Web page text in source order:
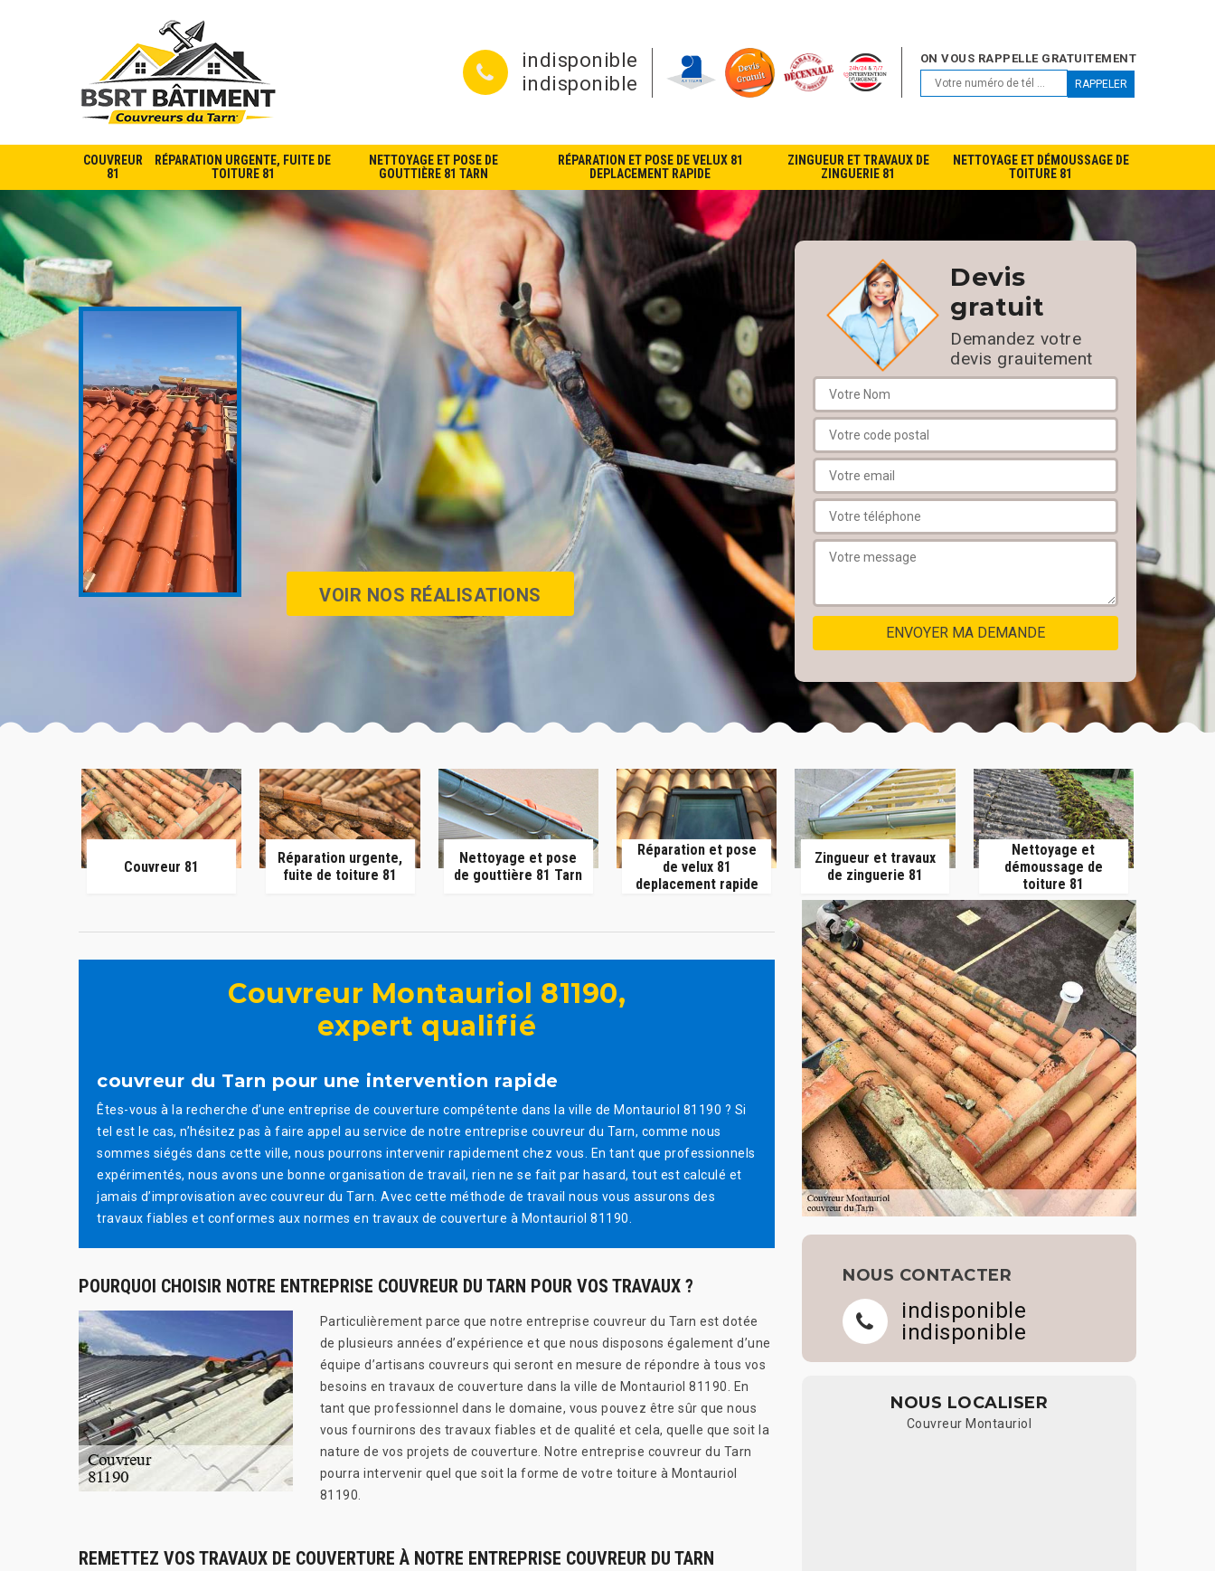
indisponible
indisponible
ON VOUS RAPPELLE GRATUITEMENT
COUVREUR
81
RÉPARATION URGENTE, FUITE DE
TOITURE 81
NETTOYAGE ET POSE DE
GOUTTIÈRE 81 TARN
RÉPARATION ET POSE DE VELUX 81
DEPLACEMENT RAPIDE
ZINGUEUR ET TRAVAUX DE
ZINGUERIE 81
NETTOYAGE ET DÉMOUSSAGE DE
TOITURE 81
VOIR NOS RÉALISATIONS
Devis
gratuit
Demandez votre
devis grauitement
Couvreur 81
Réparation urgente,
fuite de toiture 81
Nettoyage et pose
de gouttière 81 Tarn
Réparation et pose
de velux 81
deplacement rapide
Zingueur et travaux
de zinguerie 81
Nettoyage et
démoussage de
toiture 81
Couvreur Montauriol 81190,
expert qualifié
couvreur du Tarn pour une intervention rapide
Êtes-vous à la recherche d’une entreprise de couverture compétente dans la ville de Montauriol 81190 ? Si
tel est le cas, n’hésitez pas à faire appel au service de notre entreprise couvreur du Tarn, comme nous
sommes siégés dans cette ville, nous pourrons intervenir rapidement chez vous. En tant que professionnels
expérimentés, nous avons une bonne organisation de travail, rien ne se fait par hasard, tout est calculé et
jamais d’improvisation avec couvreur du Tarn. Avec cette méthode de travail nous vous assurons des
travaux fiables et conformes aux normes en travaux de couverture à Montauriol 81190.
POURQUOI CHOISIR NOTRE ENTREPRISE COUVREUR DU TARN POUR VOS TRAVAUX ?
Particulièrement parce que notre entreprise couvreur du Tarn est dotée
de plusieurs années d’expérience et que nous disposons également d’une
équipe d’artisans couvreurs qui seront en mesure de répondre à tous vos
besoins en travaux de couverture dans la ville de Montauriol 81190. En
tant que professionnel dans le domaine, vous pouvez être sûr que nous
vous fournirons des travaux fiables et de qualité et cela, quelle que soit la
nature de vos projets de couverture. Notre entreprise couvreur du Tarn
pourra intervenir quel que soit la forme de votre toiture à Montauriol
81190.
REMETTEZ VOS TRAVAUX DE COUVERTURE À NOTRE ENTREPRISE COUVREUR DU TARN
NOUS CONTACTER
indisponible
indisponible
NOUS LOCALISER
Couvreur Montauriol